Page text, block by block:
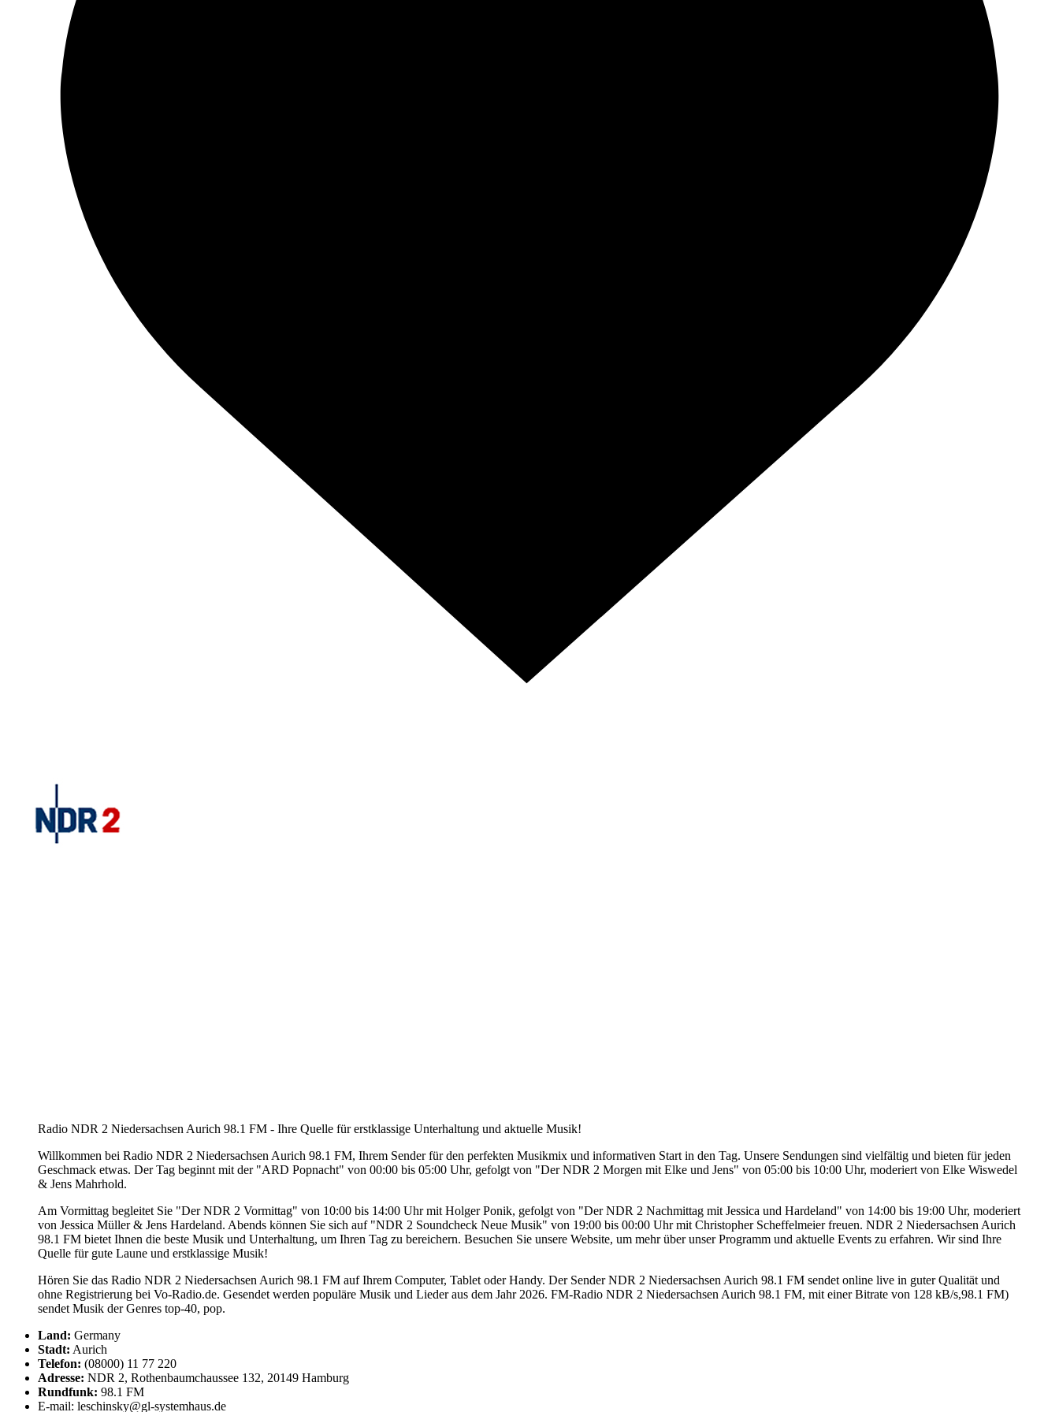
Radio NDR 2 Niedersachsen Aurich 98.1 FM - Ihre Quelle für erstklassige Unterhaltung und aktuelle Musik!
Willkommen bei Radio NDR 2 Niedersachsen Aurich 98.1 FM, Ihrem Sender für den perfekten Musikmix und informativen Start in den Tag. Unsere Sendungen sind vielfältig und bieten für jeden
Geschmack etwas. Der Tag beginnt mit der "ARD Popnacht" von 00:00 bis 05:00 Uhr, gefolgt von "Der NDR 2 Morgen mit Elke und Jens" von 05:00 bis 10:00 Uhr, moderiert von Elke Wiswedel
& Jens Mahrhold.
Am Vormittag begleitet Sie "Der NDR 2 Vormittag" von 10:00 bis 14:00 Uhr mit Holger Ponik, gefolgt von "Der NDR 2 Nachmittag mit Jessica und Hardeland" von 14:00 bis 19:00 Uhr, moderiert
von Jessica Müller & Jens Hardeland. Abends können Sie sich auf "NDR 2 Soundcheck Neue Musik" von 19:00 bis 00:00 Uhr mit Christopher Scheffelmeier freuen. NDR 2 Niedersachsen Aurich
98.1 FM bietet Ihnen die beste Musik und Unterhaltung, um Ihren Tag zu bereichern. Besuchen Sie unsere Website, um mehr über unser Programm und aktuelle Events zu erfahren. Wir sind Ihre
Quelle für gute Laune und erstklassige Musik!
Hören Sie das Radio NDR 2 Niedersachsen Aurich 98.1 FM auf Ihrem Computer, Tablet oder Handy. Der Sender NDR 2 Niedersachsen Aurich 98.1 FM sendet online live in guter Qualität und
ohne Registrierung bei Vo-Radio.de. Gesendet werden populäre Musik und Lieder aus dem Jahr 2026. FM-Radio NDR 2 Niedersachsen Aurich 98.1 FM, mit einer Bitrate von 128 kB/s,98.1 FM)
sendet Musik der Genres top-40, pop.
Land: Germany
Stadt: Aurich
Telefon: (08000) 11 77 220
Adresse: NDR 2, Rothenbaumchaussee 132, 20149 Hamburg
Rundfunk: 98.1 FM
E-mail: leschinsky@gl-systemhaus.de